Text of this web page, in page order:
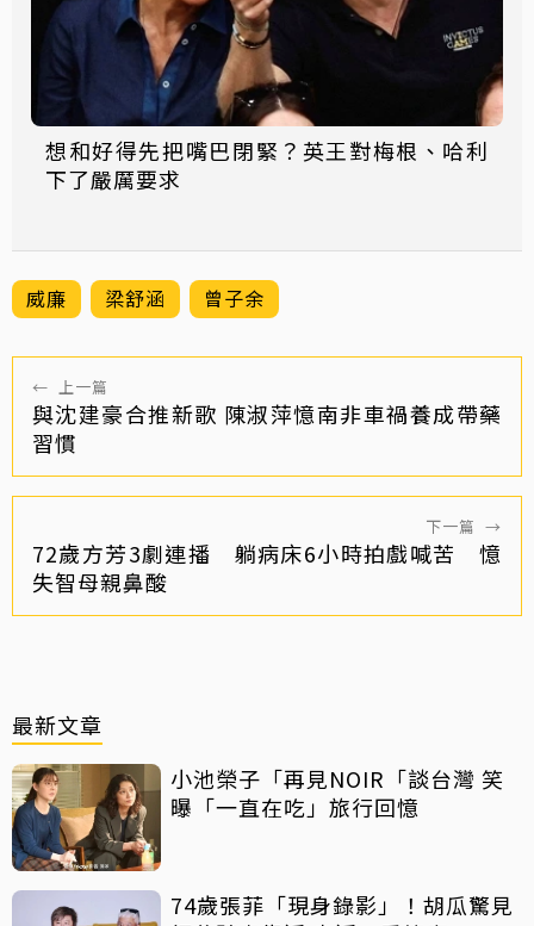
想和好得先把嘴巴閉緊？英王對梅根、哈利
下了嚴厲要求
威廉 梁舒涵 曾子余
← 上一篇
與沈建豪合推新歌 陳淑萍憶南非車禍養成帶藥
習慣
下一篇 →
72歲方芳3劇連播 躺病床6小時拍戲喊苦 憶
失智母親鼻酸
最新文章
小池榮子「再見NOIR「談台灣 笑
曝「一直在吃」旅行回憶
74歲張菲「現身錄影」！胡瓜驚見